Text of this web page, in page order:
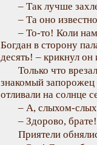
– Так лучше
– Та оно
– То-то! Коли
Богдан в сторону
десять! – крикнул
Только что
знакомый
отливали на солнце
– А, слыхом-
– Здорово,
Приятели